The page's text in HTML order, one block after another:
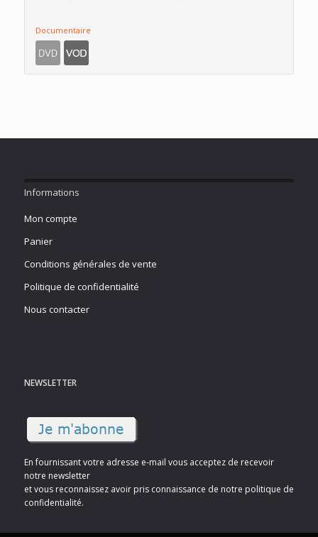
Documentaire
Informations
Mon compte
Panier
Conditions générales de vente
Politique de confidentialité
Nous contacter
NEWSLETTER
En fournissant votre adresse e-mail vous acceptez de recevoir
notre newsletter
et vous reconnaissez avoir pris connaissance de notre politique de
confidentialité.